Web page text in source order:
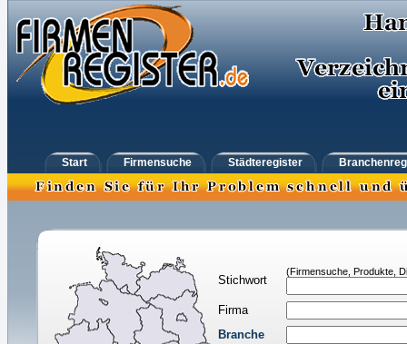
Start Firmensuche Städteregister
Stichwort
(Firmensuche, Produkte,
Firma
Branche